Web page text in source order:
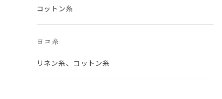
コットン糸
ヨコ糸
リネン糸、コットン糸